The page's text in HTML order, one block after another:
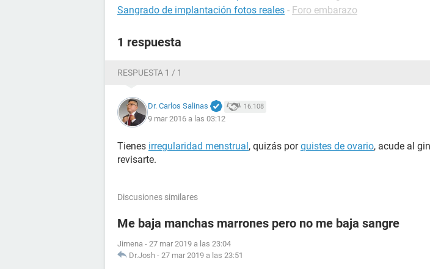
Sangrado de implantación fotos reales - Foro embarazo
1 respuesta
RESPUESTA 1 / 1
Dr. Carlos Salinas 16.108
9 mar 2016 a las 03:12
Tienes irregularidad menstrual, quizás porquistes de ovario, acude al
revisarte.
Discusiones similares
Me baja manchas marrones pero no me baja sangre
Jimena - 27 mar 2019 a las 23:04
Dr.Josh - 27 mar 2019 a las 23:51